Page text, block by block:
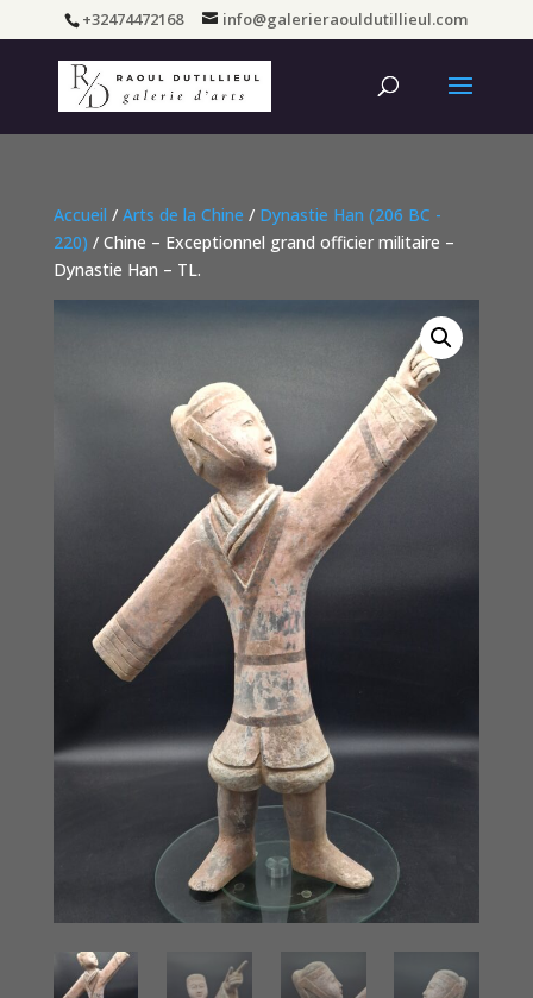
+32474472168 info@galerieraouldutillieul.com
Accueil / Arts de la Chine / Dynastie Han (206 BC -
220) / Chine – Exceptionnel grand officier militaire –
Dynastie Han – TL.